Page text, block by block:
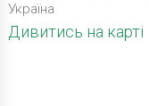
Україна
Дивитись на карті